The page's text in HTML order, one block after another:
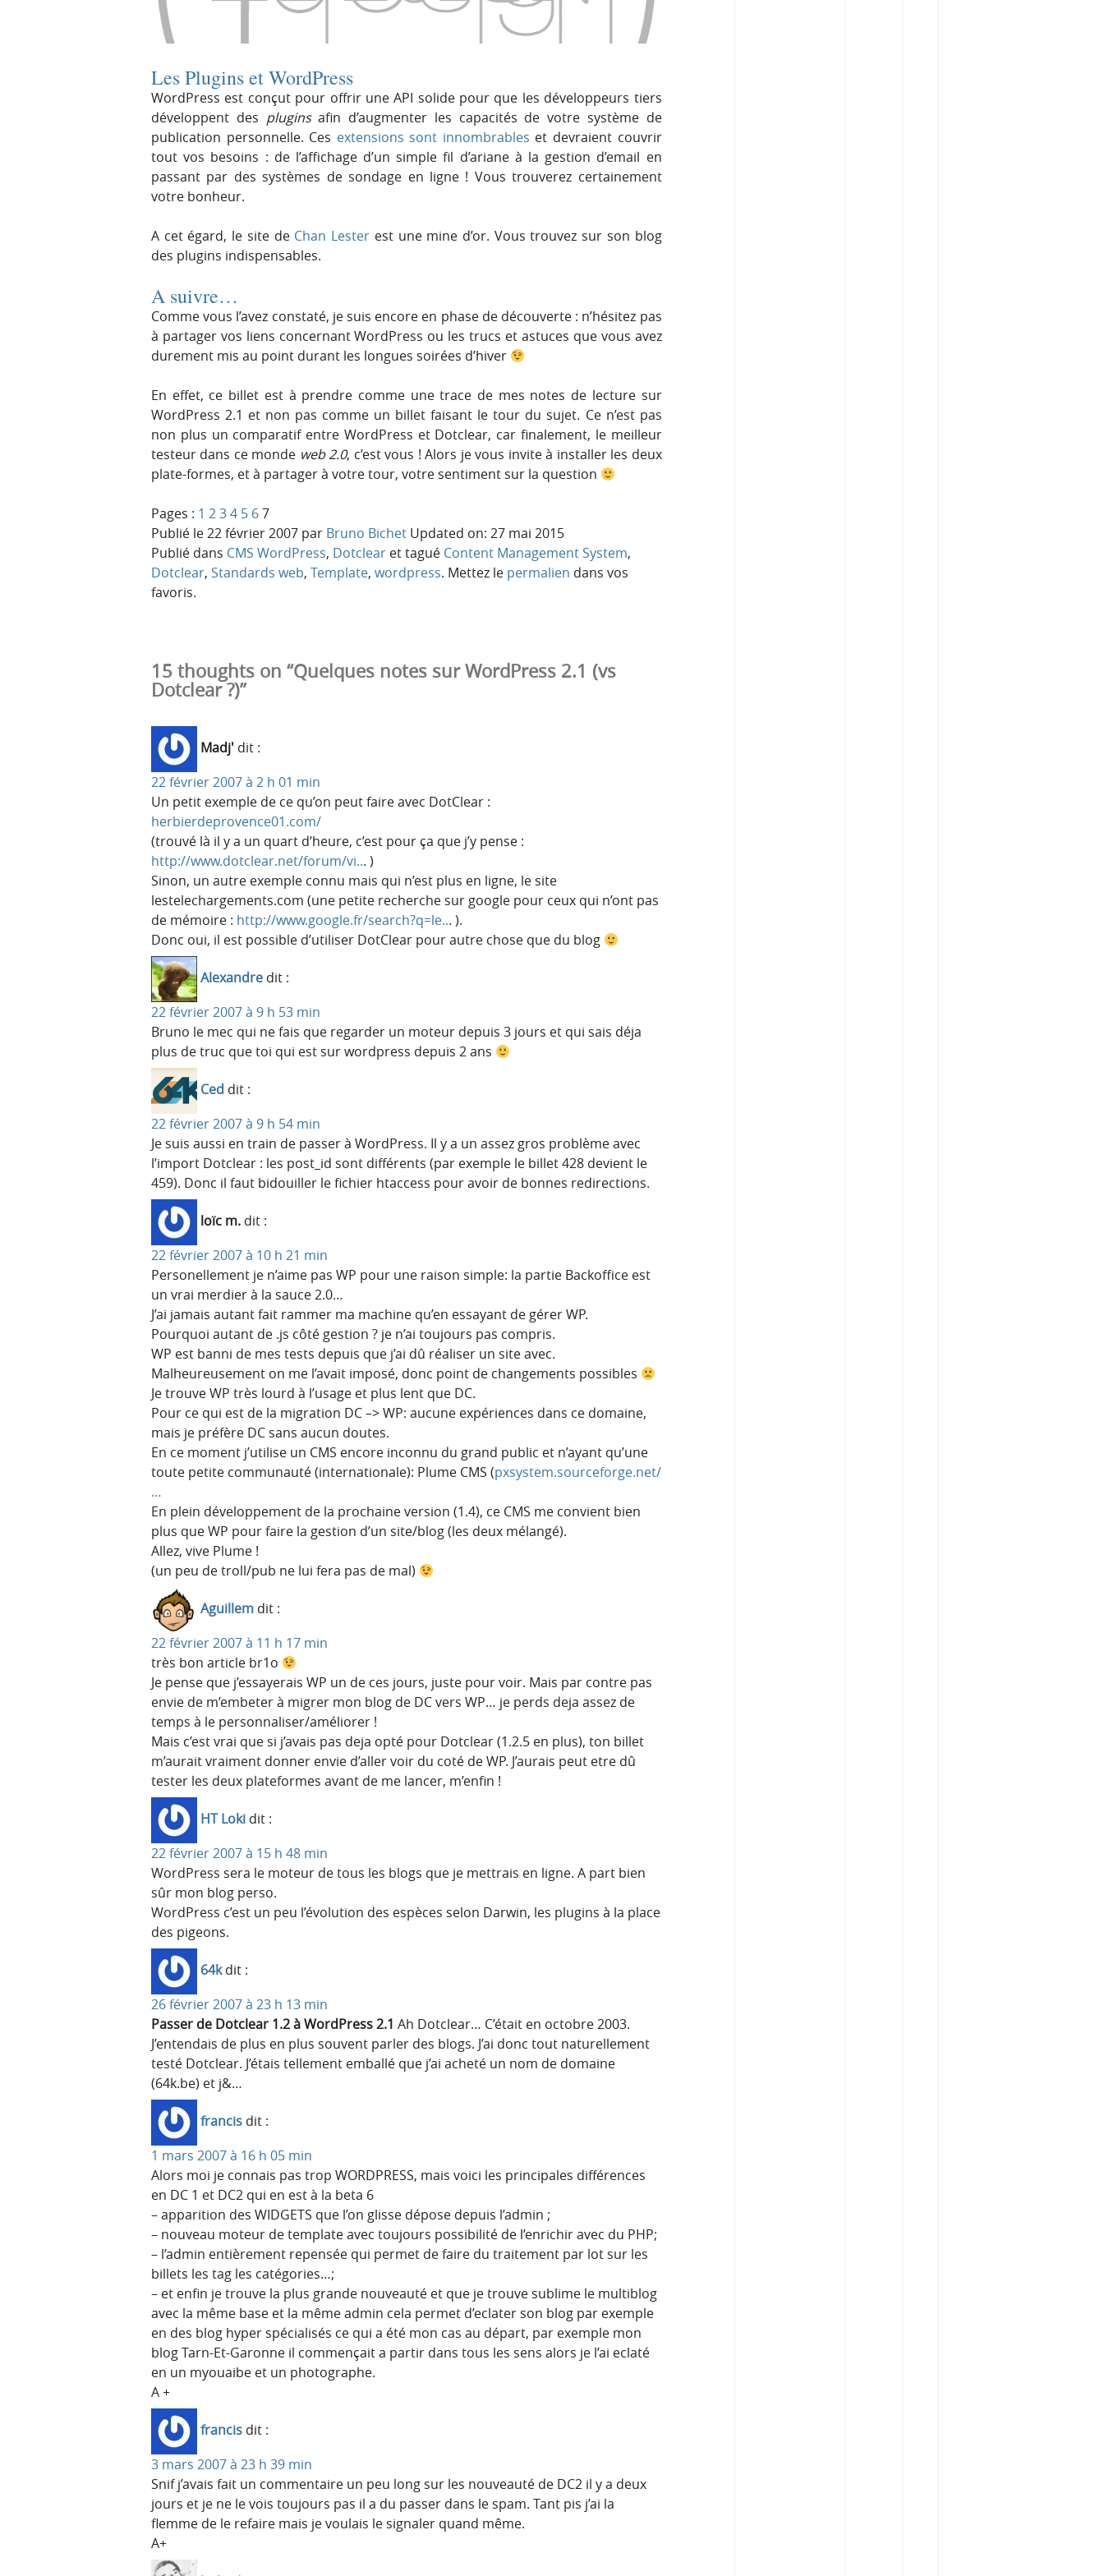
Les Plugins et WordPress
WordPress est conçut pour offrir une API solide pour que les développeurs tiers
développent des pluginsafin d’augmenter les capacités de votre système de
publication personnelle. Ces extensions sont innombrables et devraient couvrir
tout vos besoins : de l’affichage d’un simple fil d’ariane à la gestion d’email en
passant par des systèmes de sondage en ligne ! Vous trouverez certainement
votre bonheur.
A cet égard, le site de Chan Lester est une mine d’or. Vous trouvez sur son blog
des plugins indispensables.
A suivre…
Comme vous l’avez constaté, je suis encore en phase de découverte : n’hésitez pas
à partager vos liens concernant WordPress ou les trucs et astuces que vous avez
durement mis au point durant les longues soirées d’hiver
En effet, ce billet est à prendre comme une trace de mes notes de lecture sur
WordPress 2.1 et non pas comme un billet faisant le tour du sujet. Ce n’est pas
non plus un comparatif entre WordPress et Dotclear, car finalement, le meilleur
testeur dans ce monde web 2.0, c’est vous ! Alors je vous invite à installer les deux
plate-formes, et à partager à votre tour, votre sentiment sur la question
Pages : 1 234 5 67
Publié le22 février 2007 par Bruno Bichet Updated on: 27 mai 2015
Publié dans CMS WordPress, Dotclear et tagué Content Management System,
Dotclear, Standards web, Template, wordpress. Mettez le permalien dans vos
favoris.
15 thoughts on “Quelques notes sur WordPress 2.1 (vs
Dotclear ?)”
Madj' dit :
22 février 2007 à 2 h 01 min
Un petit exemple de ce qu’on peut faire avec DotClear :
herbierdeprovence01.com/
(trouvé là il y a un quart d’heure, c’est pour ça que j’y pense :
http://www.dotclear.net/forum/vi... )
Sinon, un autre exemple connu mais qui n’est plus en ligne, le site
lestelechargements.com (une petite recherche sur google pour ceux qui n’ont pas
de mémoire : http://www.google.fr/search?q=le... ).
Donc oui, il est possible d’utiliser DotClear pour autre chose que du blog
Alexandre dit :
22 février 2007 à 9 h 53 min
Bruno le mec qui ne fais que regarder un moteur depuis 3 jours et qui sais déja
plus de truc que toi qui est sur wordpress depuis 2 ans
Ced dit :
22 février 2007 à 9 h 54 min
Je suis aussi en train de passer à WordPress. Il y a un assez gros problème avec
l’import Dotclear : les post_id sont différents (par exemple le billet 428 devient le
459). Donc il faut bidouiller le fichier htaccess pour avoir de bonnes redirections.
loïc m. dit :
22 février 2007 à 10 h 21 min
Personellement je n’aime pas WP pour une raison simple: la partie Backoffice est
un vrai merdier à la sauce 2.0…
J’ai jamais autant fait rammer ma machine qu’en essayant de gérer WP.
Pourquoi autant de .js côté gestion ? je n’ai toujours pas compris.
WP est banni de mes tests depuis que j’ai dû réaliser un site avec.
Malheureusement on me l’avait imposé, donc point de changements possibles
Je trouve WP très lourd à l’usage et plus lent que DC.
Pour ce qui est de la migration DC –> WP: aucune expériences dans ce domaine,
mais je préfère DC sans aucun doutes.
En ce moment j’utilise un CMS encore inconnu du grand public et n’ayant qu’une
toute petite communauté (internationale): Plume CMS (pxsystem.sourceforge.net/
…
En plein développement de la prochaine version (1.4), ce CMS me convient bien
plus que WP pour faire la gestion d’un site/blog (les deux mélangé).
Allez, vive Plume !
(un peu de troll/pub ne lui fera pas de mal)
Aguillem dit :
22 février 2007 à 11 h 17 min
très bon article br1o
Je pense que j’essayerais WP un de ces jours, juste pour voir. Mais par contre pas
envie de m’embeter à migrer mon blog de DC vers WP… je perds deja assez de
temps à le personnaliser/améliorer !
Mais c’est vrai que si j’avais pas deja opté pour Dotclear (1.2.5 en plus), ton billet
m’aurait vraiment donner envie d’aller voir du coté de WP. J’aurais peut etre dû
tester les deux plateformes avant de me lancer, m’enfin !
HT Loki dit :
22 février 2007 à 15 h 48 min
WordPress sera le moteur de tous les blogs que je mettrais en ligne. A part bien
sûr mon blog perso.
WordPress c’est un peu l’évolution des espèces selon Darwin, les plugins à la place
des pigeons.
64k dit :
26 février 2007 à 23 h 13 min
Passer de Dotclear 1.2 à WordPress 2.1 Ah Dotclear… C’était en octobre 2003.
J’entendais de plus en plus souvent parler des blogs. J’ai donc tout naturellement
testé Dotclear. J’étais tellement emballé que j’ai acheté un nom de domaine
(64k.be) et j&…
francis dit :
1 mars 2007 à 16 h 05 min
Alors moi je connais pas trop WORDPRESS, mais voici les principales différences
en DC 1 et DC2 qui en est à la beta 6
– apparition des WIDGETS que l’on glisse dépose depuis l’admin ;
– nouveau moteur de template avec toujours possibilité de l’enrichir avec du PHP;
– l’admin entièrement repensée qui permet de faire du traitement par lot sur les
billets les tag les catégories…;
– et enfin je trouve la plus grande nouveauté et que je trouve sublime le multiblog
avec la même base et la même admin cela permet d’eclater son blog par exemple
en des blog hyper spécialisés ce qui a été mon cas au départ, par exemple mon
blog Tarn-Et-Garonne il commençait a partir dans tous les sens alors je l’ai eclaté
en un myouaibe et un photographe.
A +
francis dit :
3 mars 2007 à 23 h 39 min
Snif j’avais fait un commentaire un peu long sur les nouveauté de DC2 il y a deux
jours et je ne le vois toujours pas il a du passer dans le spam. Tant pis j’ai la
flemme de le refaire mais je voulais le signaler quand même.
A+